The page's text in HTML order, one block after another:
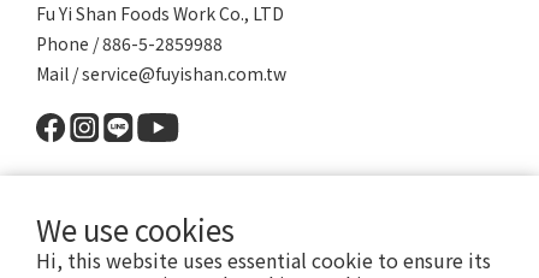
We use cookies
Hi, this website uses essential cookie to ensure its
Fu Yi Shan Foods Work Co., LTD
Phone / 886-5-2859988
Mail / service@fuyishan.com.tw